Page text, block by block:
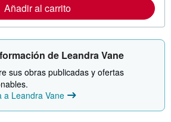
i
ó
n
o
r
s
Añadir al carrito
de Leandra Vane
sus obras publicadas y ofertas
a Leandra Vane